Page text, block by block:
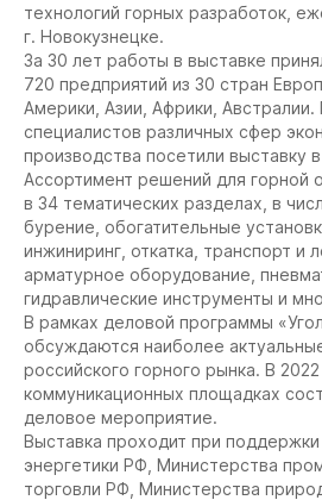
технологий горных разработок,
г. Новокузнецке.
За 30 лет работы в выставке
720 предприятий из 30 стран
Америки, Азии, Африки, Австралии.
специалистов различных сфер
производства посетили выставку
Ассортимент решений для горной
в 34 тематических разделах, в
бурение, обогатительные
инжиниринг, откатка, транспорт и
арматурное оборудование,
гидравлические инструменты и
В рамках деловой программы
обсуждаются наиболее
российского горного рынка. В
коммуникационных площадках
деловое мероприятие.
Выставка проходит при
энергетики РФ, Министерства
торговли РФ, Министерства